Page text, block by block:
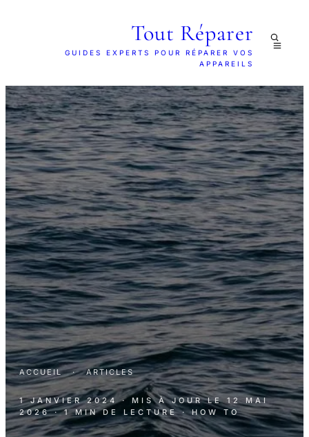
Tout Réparer
GUIDES EXPERTS POUR RÉPARER VOS
APPAREILS
ACCUEIL · ARTICLES
1 JANVIER 2024 · MIS À JOUR LE 12 MAI
2026 · 1 MIN DE LECTURE · HOW TO